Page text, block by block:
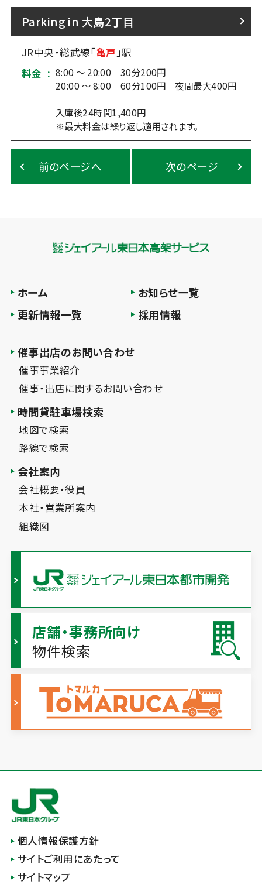
Parking in 大島2丁目
JR中央・総武線「亀戸 」駅
料金 : 8:00 ～ 20:00 30分200円
20:00 ～ 8:00 60分100円 夜間最大400円
入庫後24時間1,400円
※最大料金は繰り返し適用されます。
前のページへ 次のページ
ホーム
お知らせ一覧
更新情報一覧
採用情報
催事出店のお問い合わせ
催事事業紹介
催事・出店に関するお問い合わせ
時間貸駐車場検索
地図で検索
路線で検索
会社案内
会社概要・役員
本社・営業所案内
組織図
店舗・事務所向け
物件検索
個人情報保護方針
サイトご利用にあたって
サイトマップ